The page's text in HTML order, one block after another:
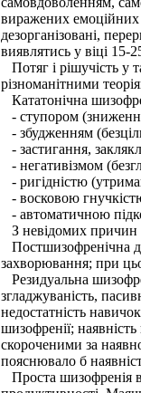
виражених емоційних
дезорганізовані,
виявлятись у віці
Потяг і рішучість у
різноманітними
Кататонічна
- ступором
- збудженням
- застигання,
- негативізмом
- ригідністю
- восковою
- автоматичною
З невідомих причин
Постшизофренічна
захворювання; при
Резидуальна
згладжуваність,
недостатність
шизофренії;
скороченими за
пояснювало б
Проста шизофренія